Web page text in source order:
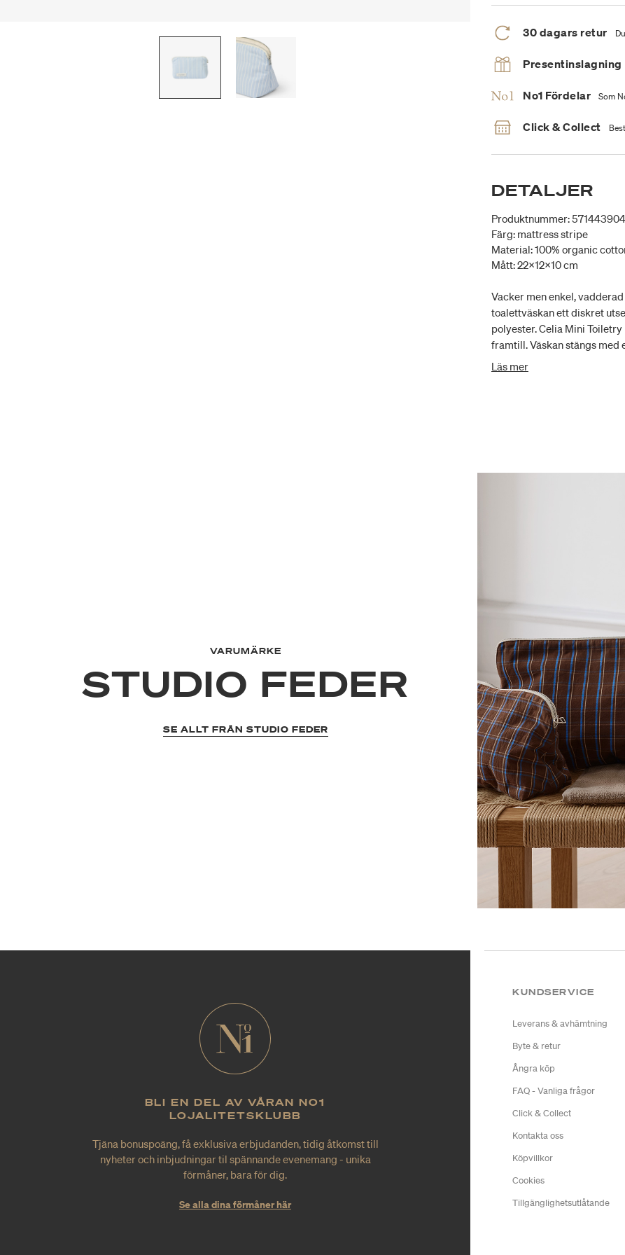
30 dagars retur
Presentinslagning
No1 Fördelar Som
Click & Collect
DETALJER
Produktnummer:
Färg: mattress stripe
Material: 100% organic
Mått: 22x12x10 cm
Vacker men enkel,
toalettväskan ett diskret
polyester. Celia Mini
framtill. Väskan stängs med
öppnas mer. Detta gör det
Läs mer
VARUMÄRKE
STUDIO FEDER
SE ALLT FRÅN STUDIO FEDER
BLI EN DEL AV VÅRAN NO1
LOJALITETSKLUBB
Tjäna bonuspoäng, få exklusiva erbjudanden, tidig åtkomst till
nyheter och inbjudningar til spännande evenemang - unika
förmåner, bara för dig.
Se alla dina förmåner här
KUNDSERVICE
Leverans & avhämtning
Byte & retur
Ångra köp
FAQ - Vanliga frågor
Click & Collect
Kontakta oss
Köpvillkor
Cookies
Tillgänglighetsutlåtande